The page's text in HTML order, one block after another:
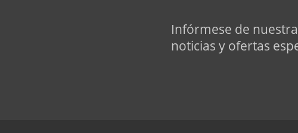
Infórmese de
noticias y ofertas